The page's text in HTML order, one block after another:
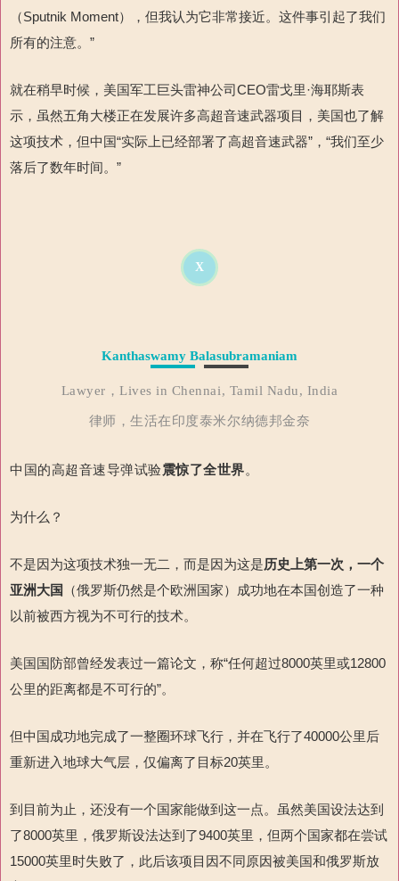
（Sputnik Moment），但我认为它非常接近。这件事引起了我们
所有的注意。”
就在稍早时候，美国军工巨头雷神公司CEO雷戈里·海耶斯表
示，虽然五角大楼正在发展许多高超音速武器项目，美国也了解
这项技术，但中国“实际上已经部署了高超音速武器”，“我们至少
落后了数年时间。”
X
Kanthaswamy Balasubramaniam
Lawyer，Lives in Chennai, Tamil Nadu, India
律师，生活在印度泰米尔纳德邦金奈
中国的高超音速导弹试验震惊了全世界。
为什么？
不是因为这项技术独一无二，而是因为这是历史上第一次，一个
亚洲大国
（俄罗斯仍然是个欧洲国家）成功地在本国创造了一种
以前被西方视为不可行的技术。
美国国防部曾经发表过一篇论文，称“任何超过8000英里或12800
公里的距离都是不可行的”。
但中国成功地完成了一整圈环球飞行，并在飞行了40000公里 后
重新进入地球大气层，仅偏离了目标20英里 。
到目前为止，还没有一个国家能做到这一点。虽然美国设法达到
了8000英里，俄罗斯设法达到 了9400英里，但两个国家都在尝试
15000英里时失败了，此后该项目因不同原因被美国和俄罗斯放